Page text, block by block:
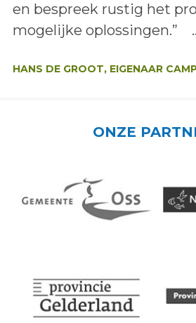
en bespreek rustig het
mogelijke oplossingen.” ..
HANS DE GROOT, EIGENAAR
ONZE